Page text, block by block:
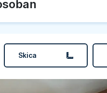
Skica